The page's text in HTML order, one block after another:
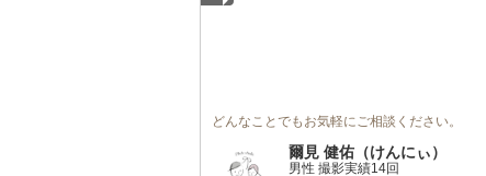
どんなことでもお気軽にご相談ください。
爾見 健佑（けんにぃ）
男性 撮影実績14回